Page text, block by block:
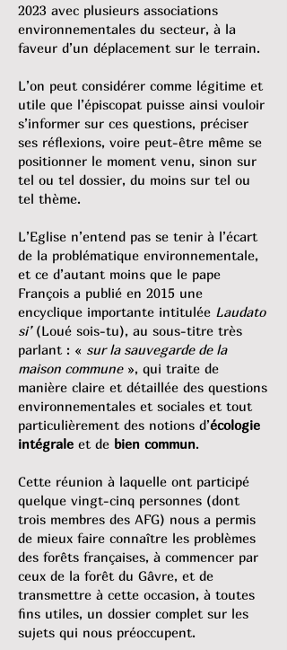
2023 avec plusieurs associations
environnementales du secteur, à la
faveur d’un déplacement sur le terrain.
L’on peut considérer comme légitime et
utile que l’épiscopat puisse ainsi vouloir
s’informer sur ces questions, préciser
ses réflexions, voire peut-être même se
positionner le moment venu, sinon sur
tel ou tel dossier, du moins sur tel ou
tel thème.
L’Eglise n’entend pas se tenir à l’écart
de la problématique environnementale,
et ce d’autant moins que le pape
François a publié en 2015 une
encyclique importante intitulée Laudato
si’(Loué sois-tu), au sous-titre très
parlant : « sur la sauvegarde de la
maison commune», qui traite de
manière claire et détaillée des questions
environnementales et sociales et tout
particulièrement des notions d’écologie
intégrale et de bien commun.
Cette réunion à laquelle ont participé
quelque vingt-cinq personnes (dont
trois membres des AFG) nous a permis
de mieux faire connaître les problèmes
des forêts françaises, à commencer par
ceux de la forêt du Gâvre, et de
transmettre à cette occasion, à toutes
fins utiles, un dossier complet sur les
sujets qui nous préoccupent.